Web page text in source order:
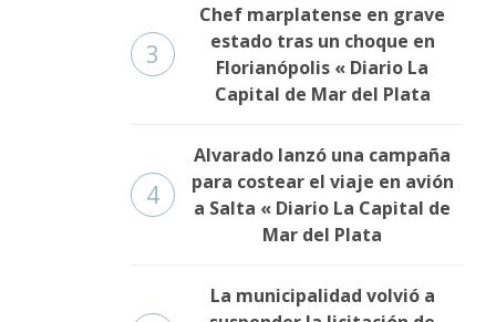
3
Chef marplatense en grave
estado tras un choque en
Florianópolis « Diario La
Capital de Mar del Plata
4
Alvarado lanzó una campaña
para costear el viaje en avión
a Salta « Diario La Capital de
Mar del Plata
La municipalidad volvió a